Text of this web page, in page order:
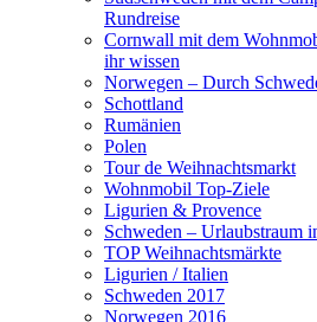
Rundreise
Cornwall mit dem
ihr wissen
Norwegen – Durch
Schottland
Rumänien
Polen
Tour de Weihnachtsmarkt
Wohnmobil Top-Ziele
Ligurien & Provence
Schweden – Urlaubstraum
TOP Weihnachtsmärkte
Ligurien / Italien
Schweden 2017
Norwegen 2016